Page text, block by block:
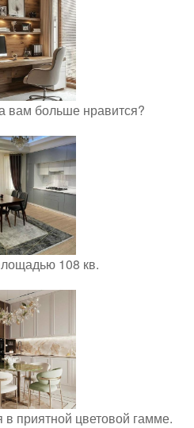
вам больше нравится?
108 кв.
в приятной цветовой гамме.